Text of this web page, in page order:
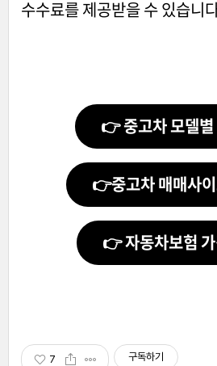
수수료를 제공받을 수 있습니
👉 중고차 모델별
👉중고차 매매사이
👉 자동차보험
7 구독하기